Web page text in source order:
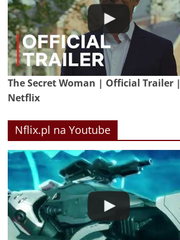
The Secret Woman | Official Trailer |
Netflix
Nflix.pl na Youtube